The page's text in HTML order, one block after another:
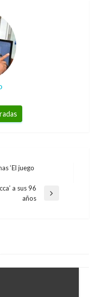
‘El juego
a sus 96
años